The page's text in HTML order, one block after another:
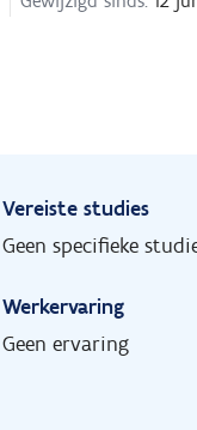
Vereiste studies
Geen specifieke
Werkervaring
Geen ervaring